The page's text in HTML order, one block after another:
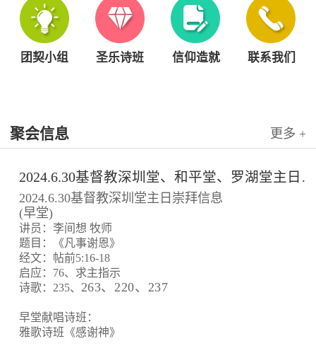
团契小组 圣乐诗班 信仰造就 联系我们
聚会信息 更多 +
2024.6.30基督教深圳堂、和平堂、罗湖堂主日崇拜信息
2024.6.30基督教深圳堂主日崇拜信息
(早堂)
讲员：李间想 牧师
题目：《凡事谢恩》
经文：帖前5:16-18
启应：76、求主指示
诗歌：235、 263、220、237
早堂献唱诗班：
雅歌诗班《感谢神》